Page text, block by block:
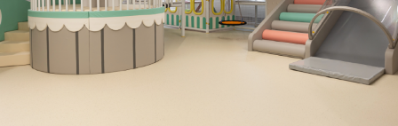
acestor decizii tehnice cu identitatea vizuală a unității,
astfel încât confortul și estetica să funcționeze
împreună, nu în tensiune una cu cealaltă, pe toată
durata de viață a amenajării, indiferent de câte sezoane
ceea ce crește riscul de email spoofing, phishing și
fraude care exploatează încrederea în brand.
Directoratul Național de Securitate Cibernetică (DNSC)